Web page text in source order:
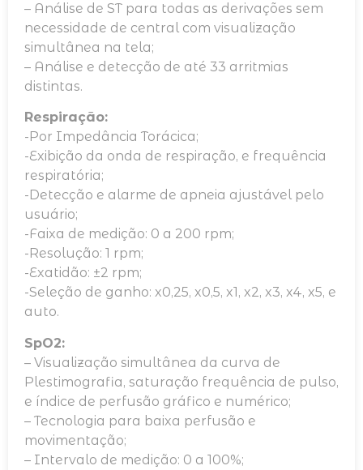
– Análise de ST para todas as derivações sem
necessidade de central com visualização
simultânea na tela;
– Análise e detecção de até 33 arritmias
distintas.
Respiração:
-Por Impedância Torácica;
-Exibição da onda de respiração, e frequência
respiratória;
-Detecção e alarme de apneia ajustável pelo
usuário;
-Faixa de medição: 0 a 200 rpm;
-Resolução: 1 rpm;
-Exatidão: ±2 rpm;
-Seleção de ganho: x0,25, x0,5, x1, x2, x3, x4, x5, e
auto.
SpO2:
– Visualização simultânea da curva de
Plestimografia, saturação frequência de pulso,
e índice de perfusão gráfico e numérico;
– Tecnologia para baixa perfusão e
movimentação;
– Intervalo de medição: 0 a 100%;